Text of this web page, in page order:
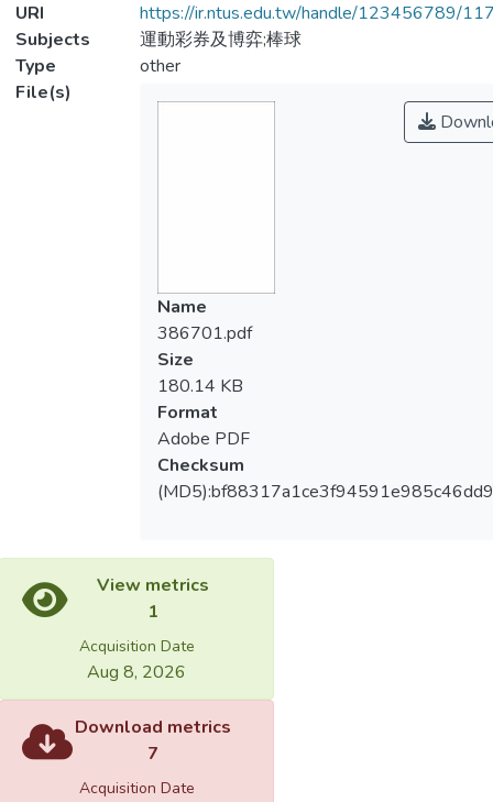
URI
https://ir.ntus.edu.tw/handle/123456789/
Subjects
運動彩券及博弈;棒球
Type
other
File(s)
Name
386701.pdf
Size
180.14 KB
Format
Adobe PDF
Checksum
View metrics
1
Acquisition Date
Aug 8, 2026
Download metrics
7
Acquisition Date